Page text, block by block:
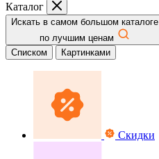
Каталог
Искать в самом большом каталоге
по лучшим ценам
Списком
Картинками
Скидки